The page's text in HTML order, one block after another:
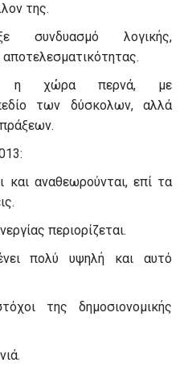
της.
συνδυασμό λογικής,
αποτελεσματικότητας.
η χώρα περνά, με
των δύσκολων, αλλά
και αναθεωρούνται, επί τα
περιορίζεται.
πολύ υψηλή και αυτό
της δημοσιονομικής